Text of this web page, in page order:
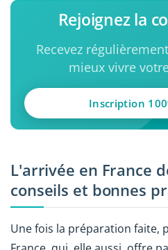
Rejoignez la
Recevez
mieux vivre
Inscription
L'arrivée en France
conseils et bonnes
Une fois la préparation faite,